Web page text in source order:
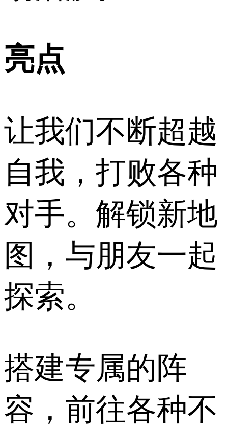
亮点
让我们不断超越
自我，打败各种
对手。解锁新地
图，与朋友一起
探索。
搭建专属的阵
容，前往各种不